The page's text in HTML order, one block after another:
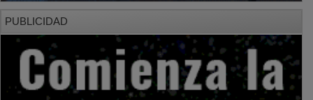
PUBLICIDAD